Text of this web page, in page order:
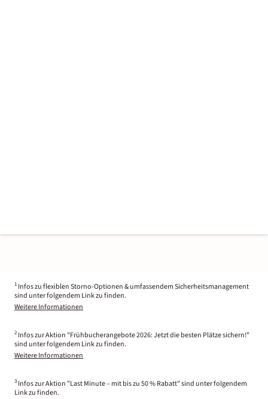
1 Infos zu flexiblen Storno-Optionen & umfassendem Sicherheitsmanagement
sind unter folgendem Link zu finden.
Weitere Informationen
2 Infos zur Aktion "Frühbucherangebote 2026: Jetzt die besten Plätze sichern!"
sind unter folgendem Link zu finden.
Weitere Informationen
3 Infos zur Aktion "Last Minute – mit bis zu 50 % Rabatt" sind unter folgendem
Link zu finden.